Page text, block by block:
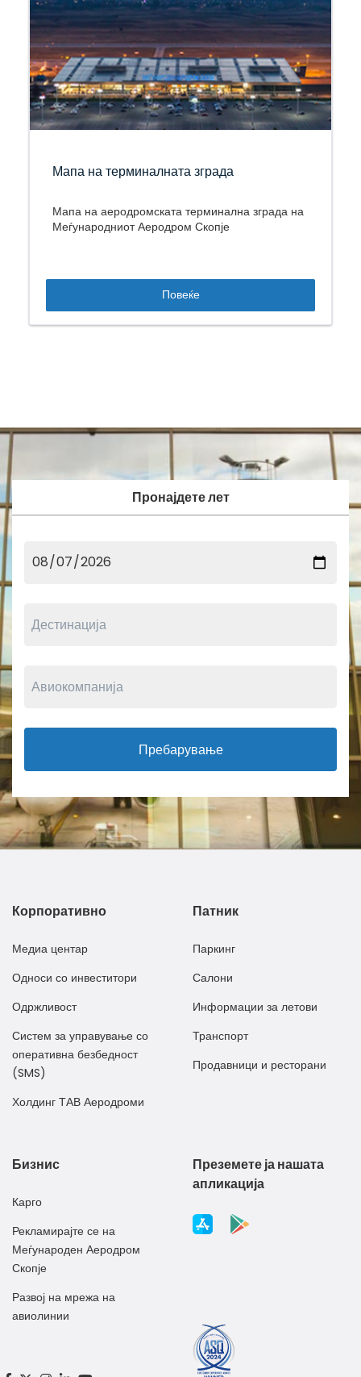
Мапа на терминалната зграда
Мапа на аеродромската терминална зграда на
Меѓународниот Аеродром Скопје
Повеќе
Пронајдете лет
Пребарување
Корпоративно
Медиа центар
Односи со инвеститори
Одржливост
Систем за управување со
оперативна безбедност
(SMS)
Холдинг ТАВ Аеродроми
Патник
Паркинг
Салони
Информации за летови
Транспорт
Продавници и ресторани
Бизнис
Карго
Рекламирајте се на
Меѓународен Аеродром
Скопје
Развој на мрежа на
авиолинии
Преземете ја нашата
апликација